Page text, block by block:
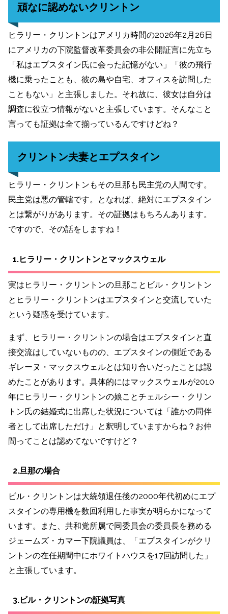
頑なに認めないクリントン
ヒラリー・クリントンはアメリカ時間の2026年2月26日
にアメリカの下院監督改革委員会の非公開証言に先立ち
「私はエプスタイン氏に会った記憶がない」「彼の飛行
機に乗ったことも、彼の島や自宅、オフィスを訪問した
こともない」と主張しました。それ故に、彼女は自分は
調査に役立つ情報がないと主張しています。そんなこと
言っても証拠は全て揃っているんですけどね？
クリントン夫妻とエプスタイン
ヒラリー・クリントンもその旦那も民主党の人間です。
民主党は悪の管轄です。となれば、絶対にエプスタイン
とは繋がりがあります。その証拠はもちろんあります。
ですので、その話をしますね！
1.ヒラリー・クリントンとマックスウェル
実はヒラリー・クリントンの旦那ことビル・クリントン
とヒラリー・クリントンはエプスタインと交流していた
という疑惑を受けています。
まず、ヒラリー・クリントンの場合はエプスタインと直
接交流はしていないものの、エプスタインの側近である
ギレーヌ・マックスウェルとは知り合いだったことは認
めたことがあります。具体的にはマックスウェルが2010
年にヒラリー・クリントンの娘ことチェルシー・クリン
トン氏の結婚式に出席した状況については「誰かの同伴
者として出席しただけ」と釈明していますからね？お仲
間ってことは認めてないですけど？
2.旦那の場合
ビル・クリントンは大統領退任後の2000年代初めにエプ
スタインの専用機を数回利用した事実が明らかになって
います。また、共和党所属で同委員会の委員長を務める
ジェームズ・カマー下院議員は、「エプスタインがクリ
ントンの在任期間中にホワイトハウスを17回訪問した」
と主張しています。
3.ビル・クリントンの証拠写真